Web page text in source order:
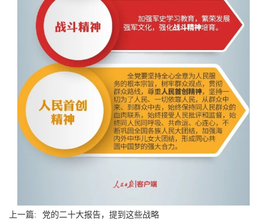
上一篇:
党的二十大报告，提到这些战略